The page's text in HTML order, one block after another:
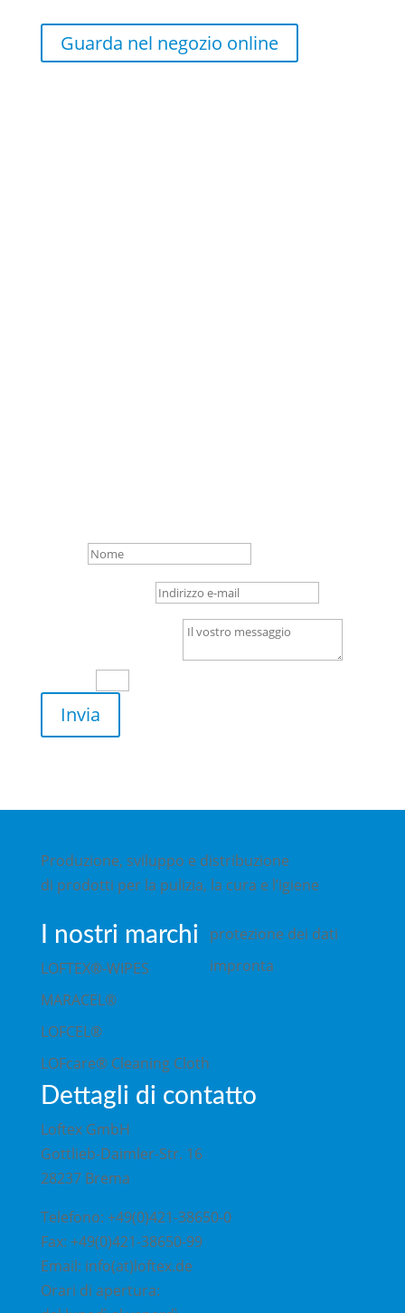
Guarda nel negozio online
Invia
Produzione, sviluppo e distribuzione
di prodotti per la pulizia, la cura e l’igiene
I nostri marchi
LOFTEX®-WIPES
MARACEL®
LOFCEL®
LOFcare® Cleaning Cloth
protezione dei dati
impronta
Dettagli di contatto
Loftex GmbH
Gottlieb-Daimler-Str. 16
28237 Brema
Telefono: +49(0)421-38650-0
Fax: +49(0)421-38650-99
Email: info(at)loftex.de
Orari di apertura: